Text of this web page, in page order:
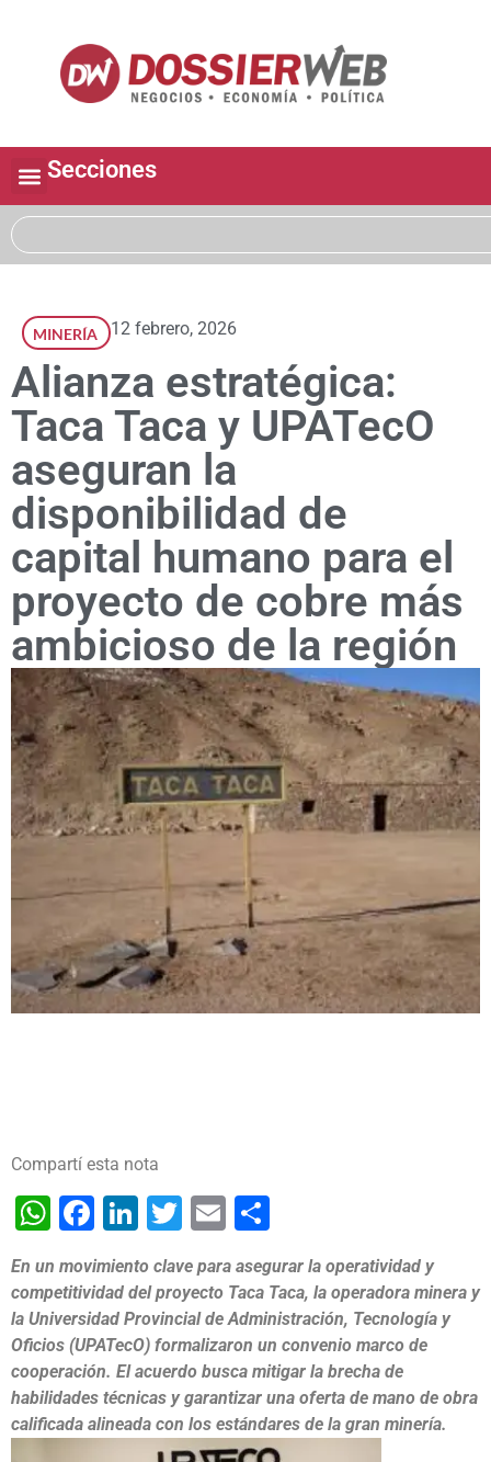
Secciones
MINERÍA 12 febrero, 2026
Alianza estratégica:
Taca Taca y UPATecO
aseguran la
disponibilidad de
capital humano para el
proyecto de cobre más
ambicioso de la región
Compartí esta nota
WhatsApp
Facebook
LinkedIn
Twitter
Email
En un movimiento clave para asegurar la operatividad y
competitividad del proyecto Taca Taca, la operadora minera y
la Universidad Provincial de Administración, Tecnología y
Oficios (UPATecO) formalizaron un convenio marco de
cooperación. El acuerdo busca mitigar la brecha de
habilidades técnicas y garantizar una oferta de mano de obra
calificada alineada con los estándares de la gran minería.